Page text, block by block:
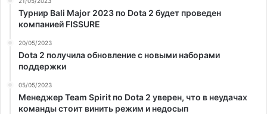
Турнир Bali Major 2023 по Dota 2 будет проведен
компанией FISSURE
20/05/2023
Dota 2 получила обновление с новыми наборами
поддержки
05/05/2023
Менеджер Team Spirit по Dota 2 уверен, что в неудачах
команды стоит винить режим и недосып